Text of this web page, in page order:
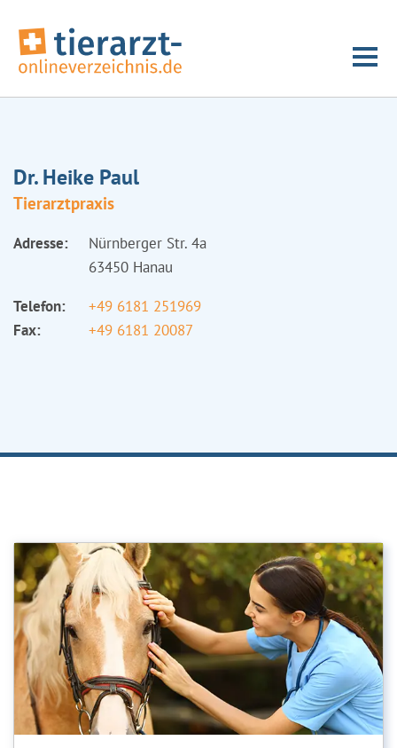
Dr. Heike Paul
Tierarztpraxis
Adresse:
Nürnberger Str. 4a
63450 Hanau
Telefon:
+49 6181 251969
Fax:
+49 6181 20087